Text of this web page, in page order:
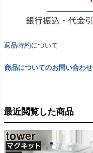
返品特約について
商品についてのお問い合わせ
最近閲覧した商品